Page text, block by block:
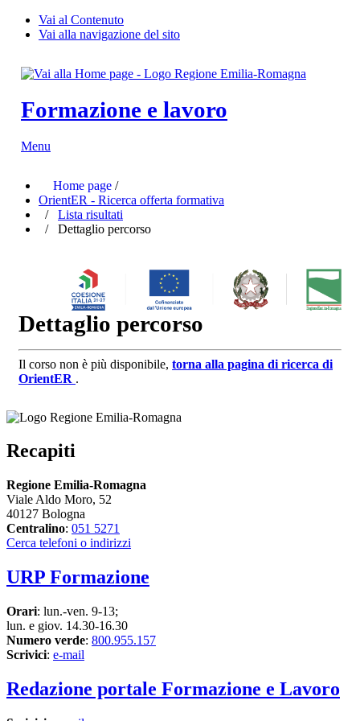
Vai al Contenuto
Vai alla navigazione del sito
Formazione e lavoro
Menu
Home page /
OrientER - Ricerca offerta formativa
/ Lista risultati
/ Dettaglio percorso
Dettaglio percorso
Il corso non è più disponibile, torna alla pagina di ricerca di
OrientER .
Recapiti
Regione Emilia-Romagna
Viale Aldo Moro, 52
40127 Bologna
Centralino: 051 5271
Cerca telefoni o indirizzi
URP Formazione
Orari: lun.-ven. 9-13;
lun. e giov. 14.30-16.30
Numero verde: 800.955.157
Scrivici: e-mail
Redazione portale Formazione e Lavoro